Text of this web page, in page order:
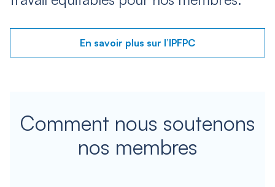
En savoir plus sur l’IPFPC
Comment nous soutenons
nos membres